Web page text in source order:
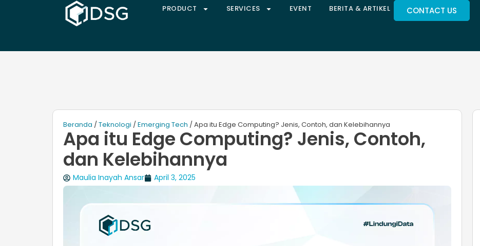
PRODUCT SERVICES EVENT BERITA & ARTIKEL CONTACT US
Beranda /Teknologi /Emerging Tech / Apa itu Edge Computing? Jenis, Contoh, dan Kelebihannya
Apa itu Edge Computing? Jenis, Contoh,
dan Kelebihannya
Maulia Inayah Ansar April 3, 2025